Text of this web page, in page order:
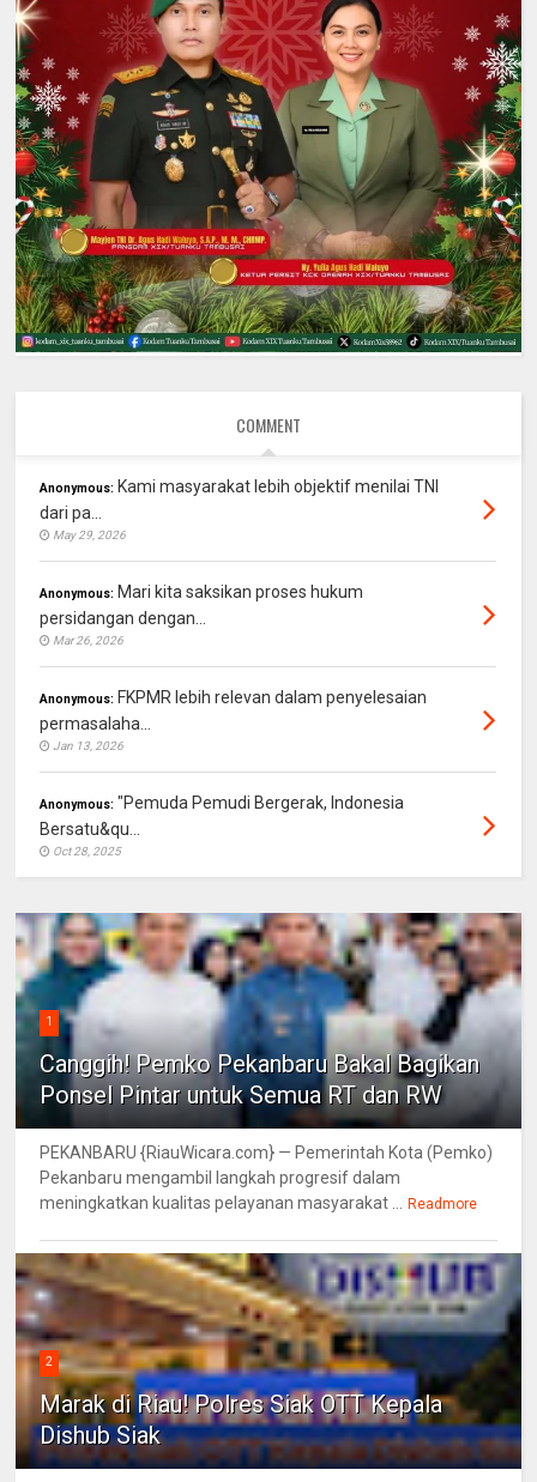
COMMENT
Anonymous: Kami masyarakat lebih objektif menilai TNI
dari pa...
May 29, 2026
Anonymous: Mari kita saksikan proses hukum
persidangan dengan...
Mar 26, 2026
Anonymous: FKPMR lebih relevan dalam penyelesaian
permasalaha...
Jan 13, 2026
Anonymous: "Pemuda Pemudi Bergerak, Indonesia
Bersatu&qu...
Oct 28, 2025
1
Canggih! Pemko Pekanbaru Bakal Bagikan
Ponsel Pintar untuk Semua RT dan RW
PEKANBARU {RiauWicara.com} — Pemerintah Kota (Pemko)
Pekanbaru mengambil langkah progresif dalam
meningkatkan kualitas pelayanan masyarakat ... Readmore
2
Marak di Riau! Polres Siak OTT Kepala
Dishub Siak